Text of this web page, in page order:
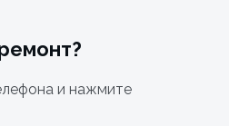
и нажмите